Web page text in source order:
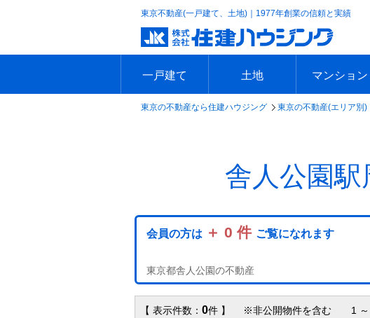
東京不動産(一戸建て、土地)｜1977年創業の信頼と実績
一戸建て
エリアで探す
沿線で探す
新築一戸建て
中古一戸建て
本日の新着物件
今週の新着物件
土地
エリアで探す
沿線で探す
本日の新着物件
今週の新着物件
マンション
エリアで探
沿線で探す
本日の新着
今週の新着
東京の不動産なら住建ハウジング 東京の不動産(エリア別)
舎人公園
会員の方は ＋ 0 件 ご覧になれます
東京都舎人公園の不動産
【 表示件数： 0件 】 ※非公開物件を含む 1 ～ 0